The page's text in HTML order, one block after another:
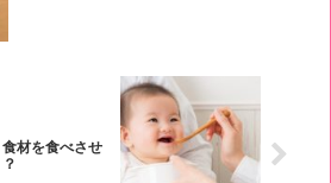
材を食べさせ